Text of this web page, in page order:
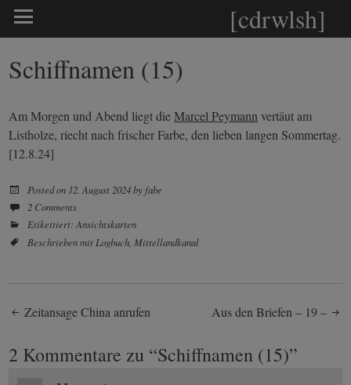
[cdrwlsh]
Schiffnamen (15)
Am Morgen und Abend liegt dieMarcel Peymann vertäut am
Listholze, riecht nach frischer Farbe, den lieben langen Sommertag.
[12.8.24]
Posted on 12. August 2024by fabe
2 Comments
Etikettiert:Ansichtskarten
Beschrieben mit Logbuch Mittellandkanal
Post
navigation
Zeitansage China anrufen Aus den Briefen – 19 –
2 Kommentare zu “Schiffnamen (15)”